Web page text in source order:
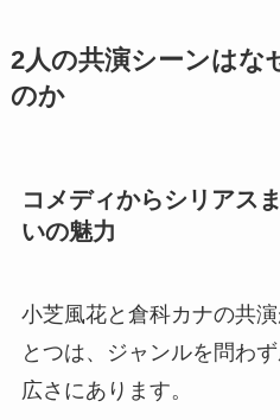
2人の共演シーンはな
のか
コメディからシリアス
いの魅力
小芝風花と倉科カナの共
とつは、ジャンルを問わ
広さにあります。